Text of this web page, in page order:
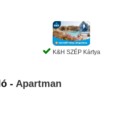
K&H SZÉP Kártya
- Apartman